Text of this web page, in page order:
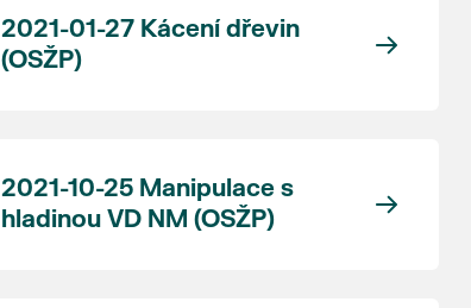
2021-01-27 Kácení dřevin
(OSŽP)
2021-10-25 Manipulace s
hladinou VD NM (OSŽP)